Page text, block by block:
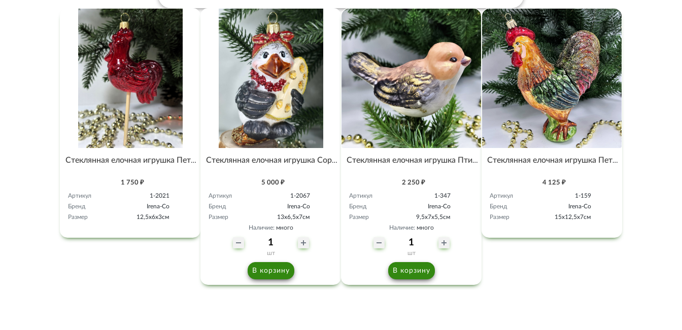
Стеклянная елочная игрушка Петушок на палочке
1 750 ₽
Артикул
1-2021
Бренд
Irena-Co
Размер
12,5х6х3см
Стеклянная елочная игрушка Сорока с сыром
5 000 ₽
Артикул
1-2067
Бренд
Irena-Co
Размер
13х6,5х7см
Наличие: много
шт
В корзину
Стеклянная елочная игрушка Птичка на прищепке винтаж
2 250 ₽
Артикул
1-347
Бренд
Irena-Co
Размер
9,5х7х5,5см
Наличие: много
шт
В корзину
Стеклянная елочная игрушка Петух
4 125 ₽
Артикул
1-159
Бренд
Irena-Co
Размер
15х12,5х7см